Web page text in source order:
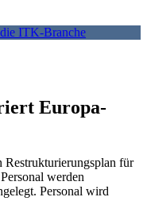
ITK-Branche
Europa-
Restrukturierungsplan für
werden
Personal wird